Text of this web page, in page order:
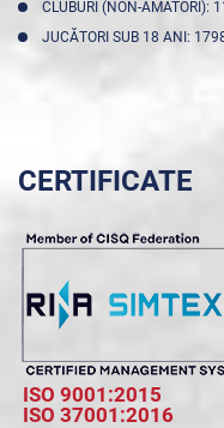
CLUBURI (NON-AMATORI):
JUCĂTORI SUB 18 ANI:
CERTIFICATE
ISO 9001:2015
ISO 37001:2016